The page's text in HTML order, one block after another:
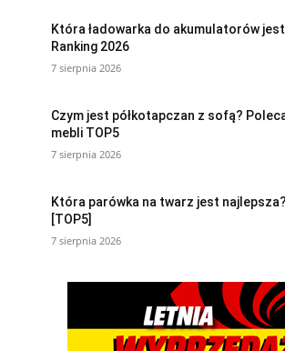
Która ładowarka do akumulatorów
Ranking 2026
7 sierpnia 2026
Czym jest półkotapczan z sofą?
mebli TOP5
7 sierpnia 2026
Która parówka na twarz jest
[TOP5]
7 sierpnia 2026